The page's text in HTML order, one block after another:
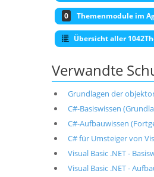
0 Themenmodule im
Übersicht aller
Verwandte
Grundlagen der
C#-Basiswissen
C#-Aufbauwissen
C# für Umsteiger von
Visual Basic .NET -
Visual Basic .NET -